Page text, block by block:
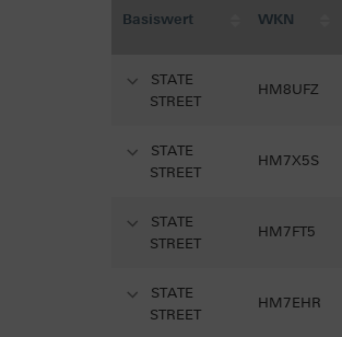
Basiswert WKN
STATE
STREET
HM8UFZ
STATE
STREET
HM7X5S
STATE
STREET
HM7FT5
STATE
STREET
HM7EHR